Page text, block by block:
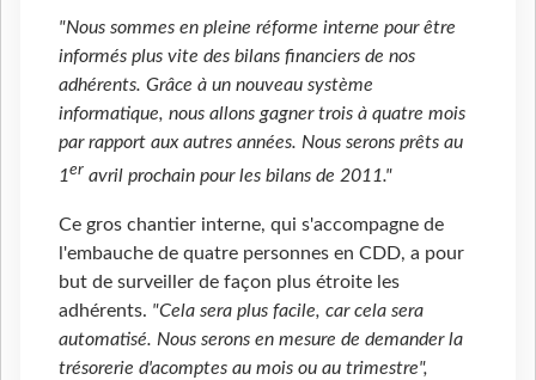
"Nous sommes en pleine réforme interne pour être
informés plus vite des bilans financiers de nos
adhérents. Grâce à un nouveau système
informatique, nous allons gagner trois à quatre mois
par rapport aux autres années. Nous serons prêts au
1er avril prochain pour les bilans de 2011."
Ce gros chantier interne, qui s'accompagne de
l'embauche de quatre personnes en CDD, a pour
but de surveiller de façon plus étroite les
adhérents. "Cela sera plus facile, car cela sera
automatisé. Nous serons en mesure de demander la
trésorerie d'acomptes au mois ou au trimestre",